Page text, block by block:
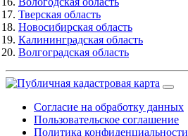
Тверская область
Новосибирская область
Калининградская область
Волгоградская область
Согласие на обработку данных
Пользовательское соглашение
Политика конфиденциальности